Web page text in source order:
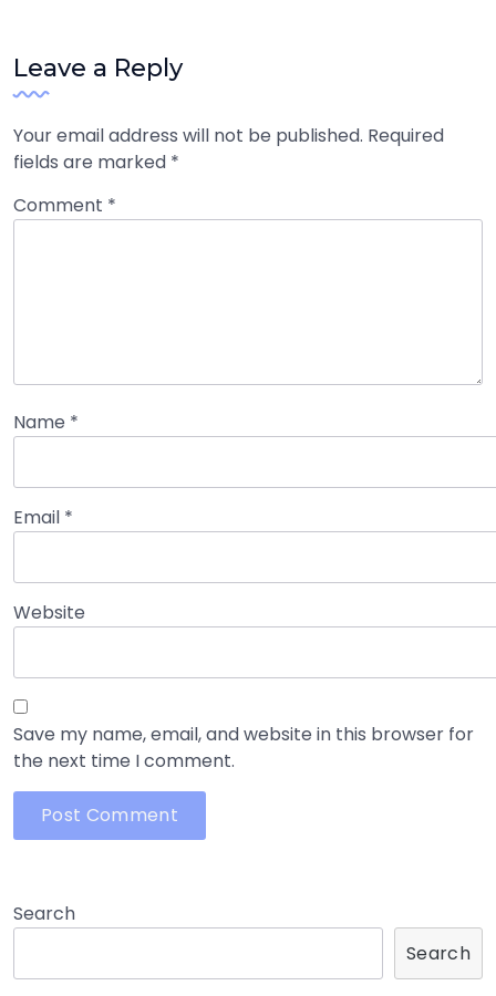
Leave a Reply
Your email address will not be published. Required
fields are marked *
Comment *
Name *
Email *
Website
Save my name, email, and website in this browser for
the next time I comment.
Search
Search